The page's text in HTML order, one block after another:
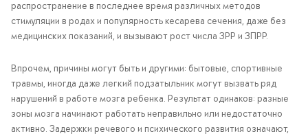
распространение в последнее время различных методов
стимуляции в родах и популярность кесарева сечения, даже без
медицинских показаний, и вызывают рост числа ЗРР и ЗПРР.
Впрочем, причины могут быть и другими: бытовые, спортивные
травмы, иногда даже легкий подзатыльник могут вызвать ряд
нарушений в работе мозга ребенка. Результат одинаков: разные
зоны мозга начинают работать неправильно или недостаточно
активно. Задержки речевого и психического развития означают,